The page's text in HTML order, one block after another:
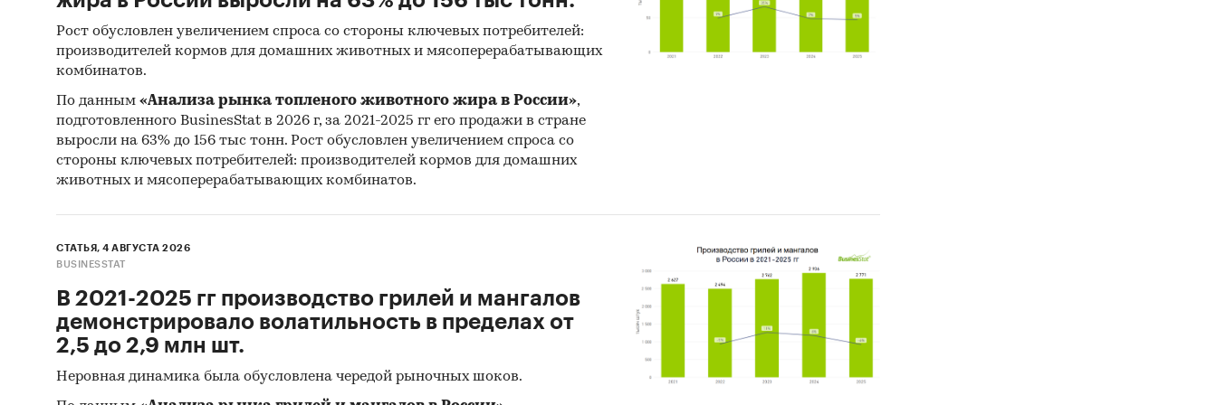
Рост обусловлен увеличением спроса со стороны ключевых потребителей:
производителей кормов для домашних животных и мясоперерабатывающих
комбинатов.
По данным «Анализа рынка топленого животного жира в России»,
подготовленного BusinesStat в 2026 г, за 2021-2025 гг его продажи в стране
выросли на 63% до 156 тыс тонн. Рост обусловлен увеличением спроса со
стороны ключевых потребителей: производителей кормов для домашних
животных и мясоперерабатывающих комбинатов.
СТАТЬЯ, 4 АВГУСТА 2026
BUSINESSTAT
В 2021-2025 гг производство грилей и мангалов
демонстрировало волатильность в пределах от
2,5 до 2,9 млн шт.
Неровная динамика была обусловлена чередой рыночных шоков.